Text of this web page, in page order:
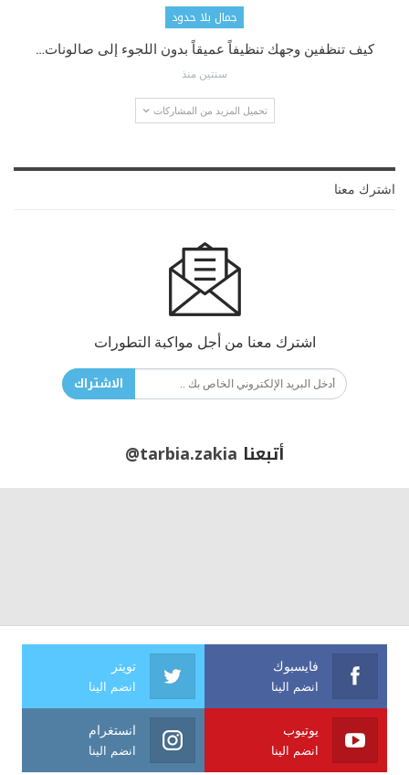
جمال بلا حدود
كيف تنظفين وجهك تنظيفاً عميقاً بدون اللجوء إلى صالونات…
سنتين منذ
تحميل المزيد من المشاركات
اشترك معنا
اشترك معنا من أجل مواكبة التطورات
الاشتراك
أتبعنا @tarbia.zakia
فايسبوك
انضم الينا
تويتر
انضم الينا
يوتيوب
انضم الينا
انستغرام
انضم الينا